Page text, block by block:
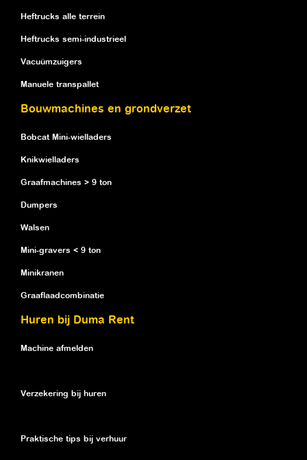
Heftrucks alle terrein
Heftrucks semi-industrieel
Vacuümzuigers
Manuele transpallet
Bouwmachines en grondverzet
Bobcat Mini-wielladers
Knikwielladers
Graafmachines > 9 ton
Dumpers
Walsen
Mini-gravers < 9 ton
Minikranen
Graaflaadcombinatie
Huren bij Duma Rent
Machine afmelden
Verzekering bij huren
Praktische tips bij verhuur